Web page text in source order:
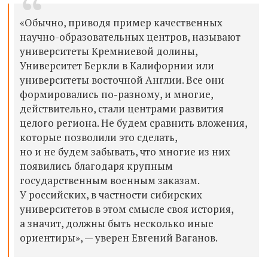
«Обычно, приводя пример качественных
научно-образовательных центров, называют
университеты Кремниевой долины,
Университет Беркли в Калифорнии или
университеты восточной Англии. Все они
формировались по-разному, и многие,
действительно, стали центрами развития
целого региона. Не будем сравнить вложения,
которые позволили это сделать,
но и не будем забывать, что многие из них
появились благодаря крупным
государственным военным заказам.
У российских, в частности сибирских
университетов в этом смысле своя история,
а значит, должны быть несколько иные
ориентиры», — уверен Евгений Ваганов.